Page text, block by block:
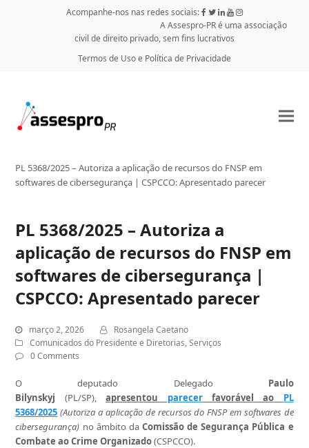
Acompanhe-nos nas redes sociais:
A Assespro-PR é uma associação
civil de direito privado, sem fins lucrativos
Termos de Uso e Política de Privacidade
PL 5368/2025 – Autoriza a aplicação de recursos do FNSP em
softwares de cibersegurança | CSPCCO: Apresentado parecer
PL 5368/2025 – Autoriza a
aplicação de recursos do FNSP em
softwares de cibersegurança |
CSPCCO: Apresentado parecer
março 2, 2026
Rosangela Caetano
Comunicados do Presidente e Diretorias,Serviços
0 Comments
O deputado Delegado Paulo
Bilynskyj (PL/SP),apresentou parecerfavorável ao
PL
5368/2025 (Autoriza a aplicação de recursos do FNSP em softwares de
cibersegurança) no âmbito da Comissão de Segurança Pública e
Combate ao Crime Organizado(CSPCCO).